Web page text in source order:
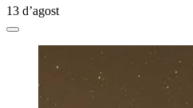
13 d’agost